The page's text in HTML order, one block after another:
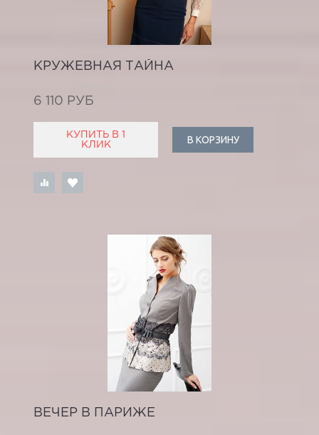
КРУЖЕВНАЯ ТАЙНА
6 110 РУБ
КУПИТЬ В 1
КЛИК
В КОРЗИНУ
ВЕЧЕР В ПАРИЖЕ